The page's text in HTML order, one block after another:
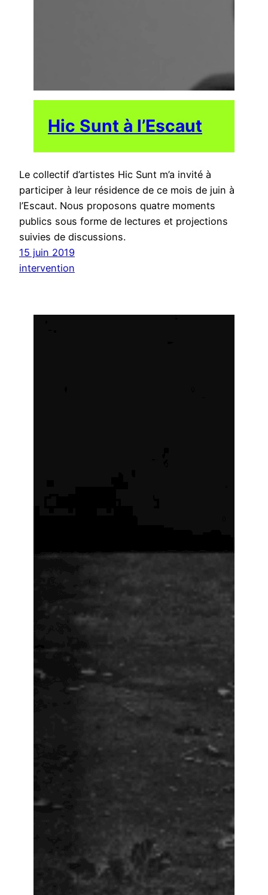
Hic Sunt à l’Escaut
Le collectif d’artistes Hic Sunt m’a invité à
participer à leur résidence de ce mois de juin à
l’Escaut. Nous proposons quatre moments
publics sous forme de lectures et projections
suivies de discussions.
15 juin 2019
intervention